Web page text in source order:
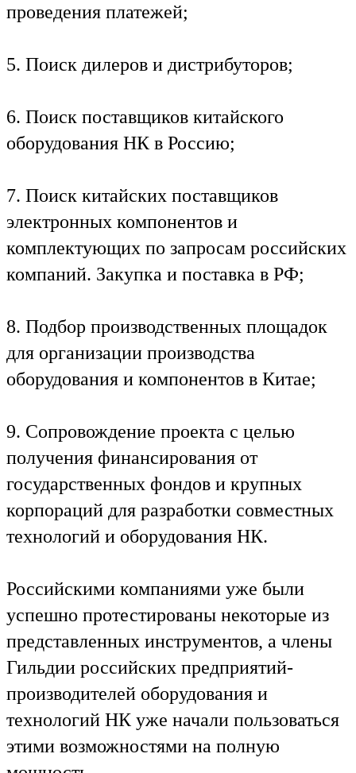
проведения платежей;
5. Поиск дилеров и дистрибуторов;
6. Поиск поставщиков китайского
оборудования НК в Россию;
7. Поиск китайских поставщиков
электронных компонентов и
комплектующих по запросам российских
компаний. Закупка и поставка в РФ;
8. Подбор производственных площадок
для организации производства
оборудования и компонентов в Китае;
9. Сопровождение проекта с целью
получения финансирования от
государственных фондов и крупных
корпораций для разработки совместных
технологий и оборудования НК.
Российскими компаниями уже были
успешно протестированы некоторые из
представленных инструментов, а члены
Гильдии российских предприятий-
производителей оборудования и
технологий НК уже начали пользоваться
этими возможностями на полную